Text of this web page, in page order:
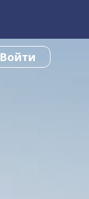
Войти